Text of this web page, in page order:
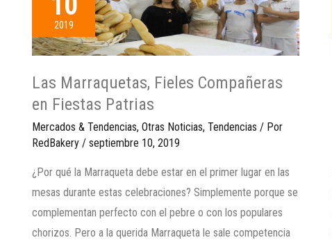
2019
Las Marraquetas, Fieles Compañeras
en Fiestas Patrias
Mercados & Tendencias, Otras Noticias, Tendencias / Por
RedBakery / septiembre 10, 2019
¿Por qué la Marraqueta debe estar en el primer lugar en las
mesas durante estas celebraciones? Simplemente porque se
complementan perfecto con el pebre o con los populares
chorizos. Pero a la querida Marraqueta le sale competencia